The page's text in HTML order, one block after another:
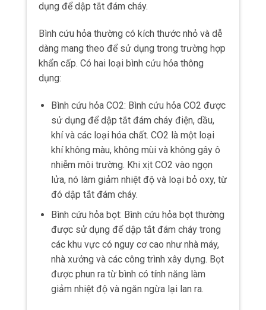
dụng để dập tắt đám cháy.
Bình cứu hỏa thường có kích thước nhỏ và dễ
dàng mang theo để sử dụng trong trường hợp
khẩn cấp. Có hai loại bình cứu hỏa thông
dụng:
Bình cứu hỏa CO2: Bình cứu hỏa CO2 được
sử dụng để dập tắt đám cháy điện, dầu,
khí và các loại hóa chất. CO2 là một loại
khí không màu, không mùi và không gây ô
nhiễm môi trường. Khi xịt CO2 vào ngọn
lửa, nó làm giảm nhiệt độ và loại bỏ oxy, từ
đó dập tắt đám cháy.
Bình cứu hỏa bọt: Bình cứu hỏa bọt thường
được sử dụng để dập tắt đám cháy trong
các khu vực có nguy cơ cao như nhà máy,
nhà xưởng và các công trình xây dựng. Bọt
được phun ra từ bình có tính năng làm
giảm nhiệt độ và ngăn ngừa lại lan ra.